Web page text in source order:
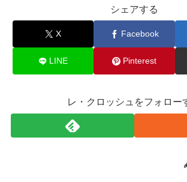
シェアする
X Facebook
LINE Pinterest
レ・クロッシュをフォロー